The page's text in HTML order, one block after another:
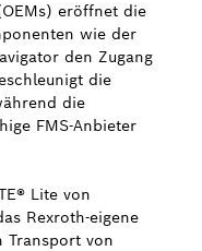
eröffnet die
wie der
den Zugang
die
die
FMS-Anbieter
Lite von
Rexroth-eigene
Transport von